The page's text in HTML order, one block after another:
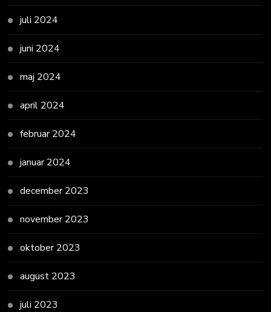
juli 2024
juni 2024
maj 2024
april 2024
februar 2024
januar 2024
december 2023
november 2023
oktober 2023
august 2023
juli 2023